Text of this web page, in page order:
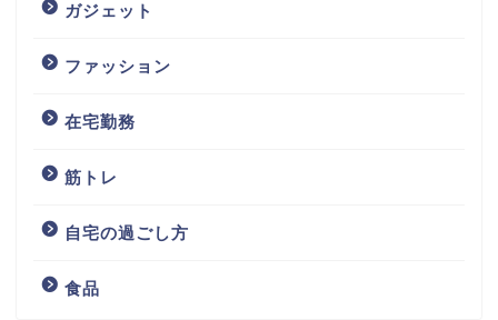
ガジェット
ファッション
在宅勤務
筋トレ
自宅の過ごし方
食品